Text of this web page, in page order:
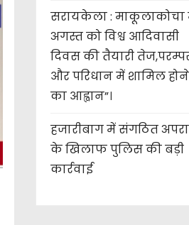
सरायकेला : माकूलाकोचा
अगस्त को विश्व आदिवासी
दिवस की तैयारी
और परिधान में शामिल होने
का आह्वान”।
हजारीबाग में संगठित
के खिलाफ पुलिस की बड़ी
कार्रवाई